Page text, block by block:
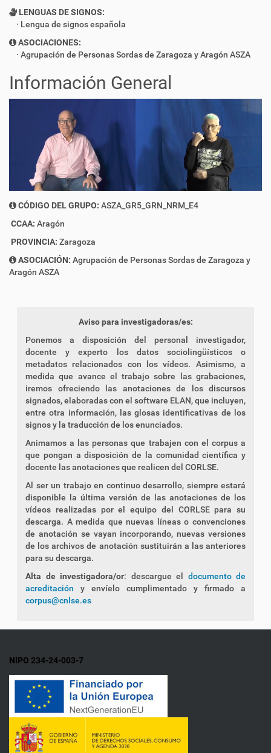
LENGUAS DE SIGNOS:
Lengua de signos española
ASOCIACIONES:
Agrupación de Personas Sordas de Zaragoza y Aragón ASZA
Información General
CÓDIGO DEL GRUPO: ASZA_GR5_GRN_NRM_E4
CCAA: Aragón
PROVINCIA: Zaragoza
ASOCIACIÓN: Agrupación de Personas Sordas de Zaragoza y
Aragón ASZA
Aviso para investigadoras/es:
Ponemos a disposición del personal investigador,
docente y experto los datos sociolingüísticos o
metadatos relacionados con los vídeos. Asimismo, a
medida que avance el trabajo sobre las grabaciones,
iremos ofreciendo las anotaciones de los discursos
signados, elaboradas con el software ELAN, que incluyen,
entre otra información, las glosas identificativas de los
signos y la traducción de los enunciados.
Animamos a las personas que trabajen con el corpus a
que pongan a disposición de la comunidad científica y
docente las anotaciones que realicen del CORLSE.
Al ser un trabajo en continuo desarrollo, siempre estará
disponible la última versión de las anotaciones de los
vídeos realizadas por el equipo del CORLSE para su
descarga. A medida que nuevas líneas o convenciones
de anotación se vayan incorporando, nuevas versiones
de los archivos de anotación sustituirán a las anteriores
para su descarga.
Alta de investigadora/or: descargue el documento de
acreditación y envíelo cumplimentado y firmado a
corpus@cnlse.es
NIPO 234-24-003-7